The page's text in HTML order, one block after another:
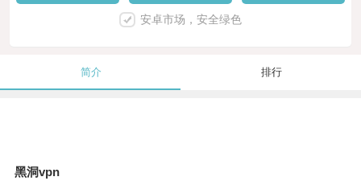
安卓市场，安全绿色
简介 排行
黑洞vpn